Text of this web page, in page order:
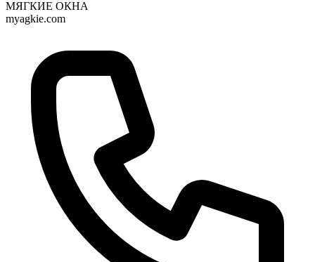
МЯГКИЕ ОКНА
myagkie.com